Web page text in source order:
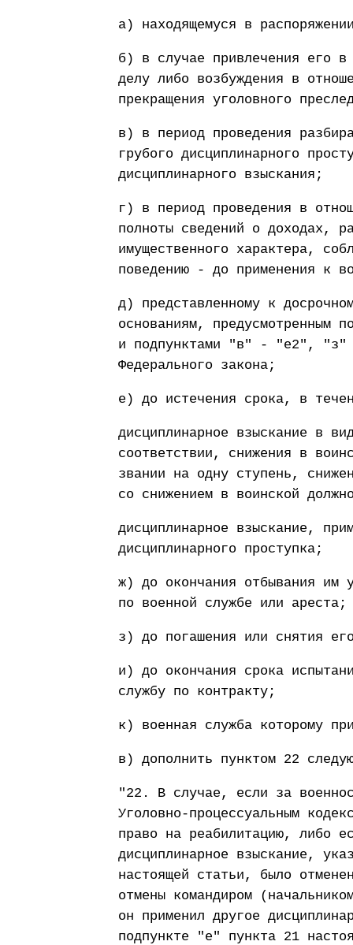
а) находящемуся в
б) в случае привлечения его в
делу либо возбуждения в
прекращения уголовного
в) в период проведения
грубого дисциплинарного
дисциплинарного взыскания;
г) в период проведения в
полноты сведений о доходах,
имущественного характера,
поведению - до применения к
д) представленному к
основаниям,
и подпунктами "в" - "е2", "з"
Федерального закона;
е) до истечения срока, в
дисциплинарное взыскание в
соответствии, снижения в
звании на одну ступень,
со снижением в воинской
дисциплинарное взыскание,
дисциплинарного проступка;
ж) до окончания отбывания им
по военной службе или ареста;
з) до погашения или снятия
и) до окончания срока
службу по контракту;
к) военная служба которому
в) дополнить пунктом 22
"22. В случае, если за
Уголовно-процессуальным
право на реабилитацию, либо
дисциплинарное взыскание,
настоящей статьи, было
отмены командиром
он применил другое
подпункте "е" пункта 21